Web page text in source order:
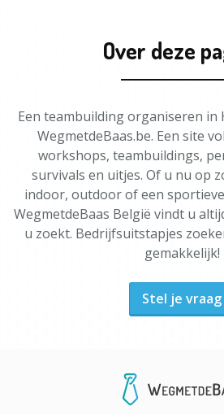
Over deze
Een teambuilding organiseren
WegmetdeBaas.be. Een site
workshops, teambuildings,
survivals en uitjes. Of u nu op
indoor, outdoor of een
WegmetdeBaas België vindt u
u zoekt. Bedrijfsuitstapjes
gemakkelijk!
Stel je vraag